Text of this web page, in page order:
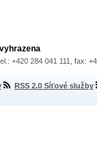
+420 284 041 111, fax:
RSS 2.0 Síťové služby